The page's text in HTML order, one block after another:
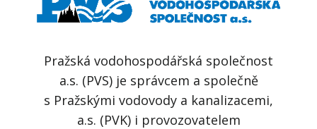
Pražská vodohospodářská společnost
a.s. (PVS) je správcem a společně
s Pražskými vodovody a kanalizacemi,
a.s. (PVK) i provozovatelem